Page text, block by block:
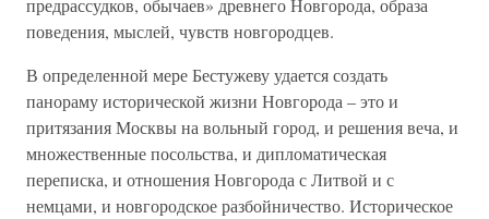
предрассудков, обычаев» древнего Новгорода, образа
поведения, мыслей, чувств новгородцев.
В определенной мере Бестужеву удается создать
панораму исторической жизни Новгорода – это и
притязания Москвы на вольный город, и решения веча, и
множественные посольства, и дипломатическая
переписка, и отношения Новгорода с Литвой и с
немцами, и новгородское разбойничество. Историческое